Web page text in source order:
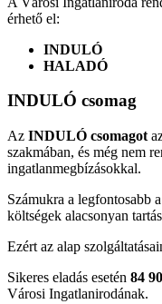
érhető el:
INDULÓ
HALADÓ
INDULÓ csomag
Az INDULÓ csomagot
szakmában, és még nem
ingatlanmegbízásokkal.
Számukra a legfontosabb
költségek alacsonyan
Ezért az alap
Sikeres eladás esetén 84
Városi Ingatlanirodának.